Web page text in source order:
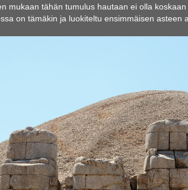
mukaan tähän tumulus hautaan ei olla
on tämäkin ja luokiteltu ensimmäisen asteen